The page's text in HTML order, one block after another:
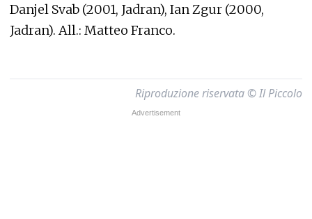
Danjel Svab (2001, Jadran), Ian Zgur (2000,
Jadran). All.: Matteo Franco.
Riproduzione riservata © Il Piccolo